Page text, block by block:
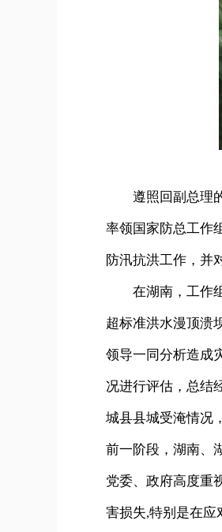
遵照回副总理的
率领国家防总工作
防汛抗洪工作，并
在湖南，工作组
超标准洪水漫顶溃
领导一同分析造成
况进行评估，总结
城县县城受淹情况
前一阶段，湖南、
党委、政府高度重
害损失,特别是在应